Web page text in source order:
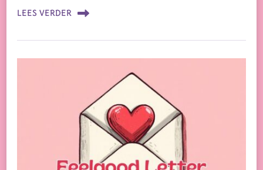
LEES VERDER